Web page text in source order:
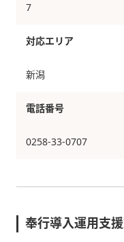
7
対応エリア
新潟
電話番号
0258-33-0707
奉行導入運用支